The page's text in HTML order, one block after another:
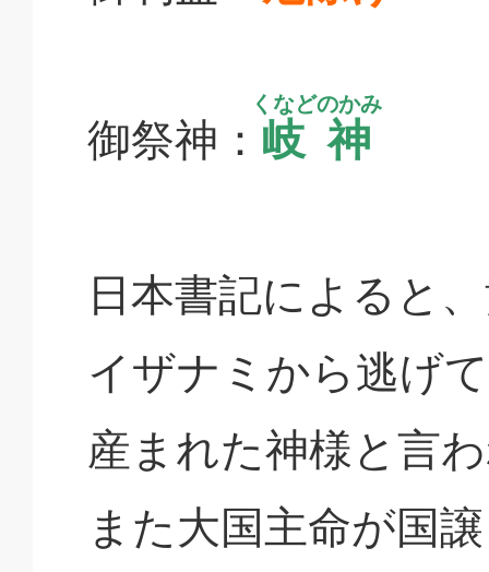
御祭神： 岐神
くなどのかみ
日本書記によると
イザナミから逃げ
産まれた神様と言
また大国主命が国